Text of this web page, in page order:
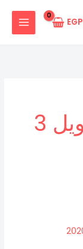
EGP
سعر تكييف وايت ويل 3